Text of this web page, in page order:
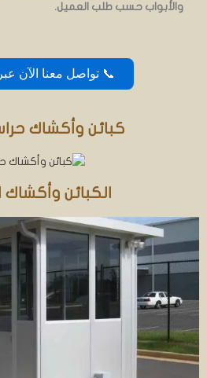
والأبواب حسب طلب العميل.
📞 تواصل معنا الآن
كبائن وأكشاك
الكبائن وأكشاك